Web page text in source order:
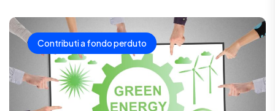
Contributi a fondo perduto